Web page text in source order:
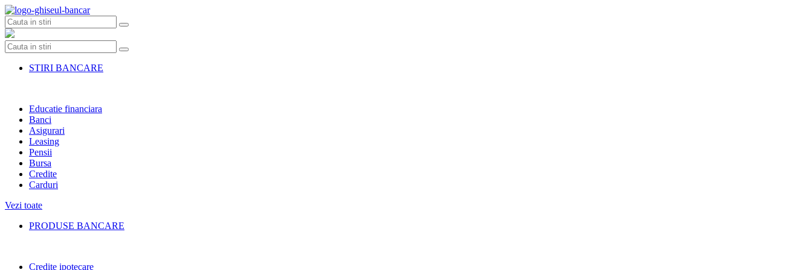
Skip
to
content
STIRI BANCARE
Educatie financiara
Banci
Asigurari
Leasing
Pensii
Bursa
Credite
Carduri
Vezi toate
PRODUSE BANCARE
Credite ipotecare